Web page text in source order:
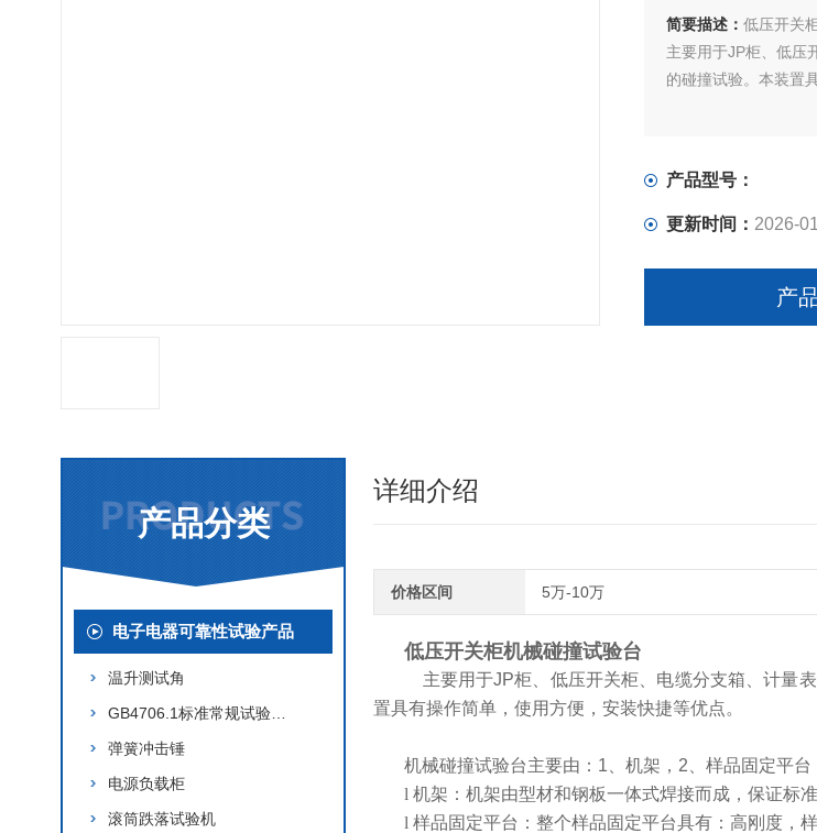
简要描述： 低压开关
主要用于JP柜、低压
的碰撞试验。本装置
产品型号：
更新时间： 2026-
产
产品分类
电子电器可靠性试验产品
温升测试角
弹簧冲击锤
电源负载柜
滚筒跌落试验机
详细介绍
价格区间 5万-10万
低压开关柜机械碰撞试验台
主要用于JP柜、低压开关柜、电缆分支箱、计量
置具有操作简单，使用方便，安装快捷等优点。
机械碰撞试验台主要由：1、机架，2、样品固定平
l 机架：机架由型材和钢板一体式焊接而成，保证标
l 样品固定平台：整个样品固定平台具有：高刚度，